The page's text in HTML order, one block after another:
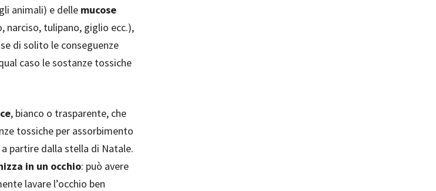
animali) e delle mucose
narciso, tulipano, giglio ecc.),
di solito le conseguenze
caso le sostanze tossiche
, bianco o trasparente, che
tossiche per assorbimento
partire dalla stella di Natale.
in un occhio: può avere
lavare l’occhio ben